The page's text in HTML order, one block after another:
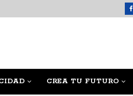
CREA TU FUTURO